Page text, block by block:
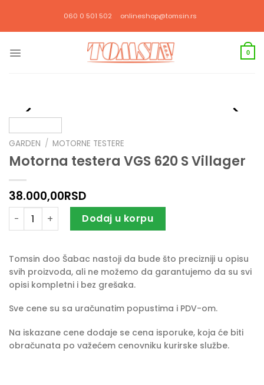
садржај
060 0 501 502 onlineshop@tomsin.rs
0
GARDEN / MOTORNE TESTERE
Motorna testera VGS 620 S Villager
38.000,00RSD
Motorna testera VGS 620 S Villager količina
Dodaj u korpu
Tomsin doo Šabac nastoji da bude što precizniji u opisu
svih proizvoda, ali ne možemo da garantujemo da su svi
opisi kompletni i bez grešaka.
Sve cene su sa uračunatim popustima i PDV-om.
Na iskazane cene dodaje se cena isporuke, koja će biti
obračunata po važećem cenovniku kurirske službe.